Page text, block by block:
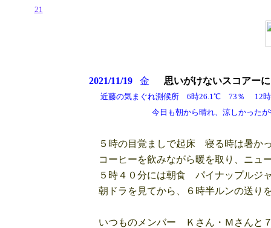
21
2021/11/19 金 思いがけないスコアーに
近藤の気まぐれ測候所 6時26.1℃ 73％
今日も朝から晴れ、涼しかったが後半
５時の目覚ましで起床 寝る時は暑か
コーヒーを飲みながら暖を取り、ニュ
５時４０分には朝食 パイナップル
朝ドラを見てから、６時半ルンの送り
いつものメンバー Ｋさん・Ｍさんと